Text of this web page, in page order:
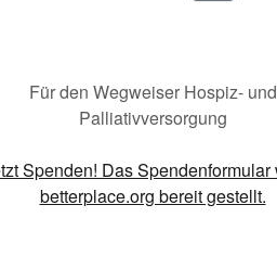
Für den Wegweiser Hospiz- und
Palliativversorgung